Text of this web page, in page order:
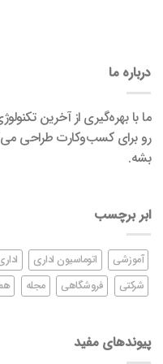
درباره ما
ما با بهره‌گیری از آخرین
رو برای کسب‌وکارت طراحی
بشه.
ابر برچسب
آموزشی اتوماسیون اداری
شرکتی
فروشگاهی مجله
پیوندهای مفید